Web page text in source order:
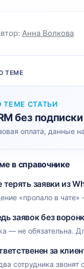
Анна Волкова
ТЕМЕ
ТЕМЕ СТАТЬИ
без подписки
оплата, данные
в справочнике
терять заявки из
«пропало в
заявок без
— не обязательна.
за
сотрудника